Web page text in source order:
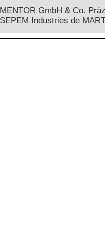
MENTOR GmbH & Co.
SEPEM Industries de